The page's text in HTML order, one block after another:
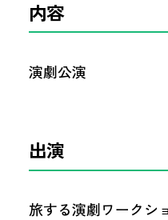
内容
演劇公演
出演
旅する演劇ワークシ